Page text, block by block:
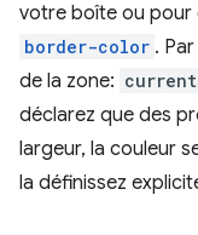
votre boîte ou pour
border-color .
de la zone:
déclarez que des
largeur, la couleur
la définissez